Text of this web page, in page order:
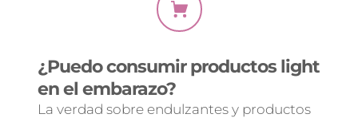
¿Puedo consumir productos light
en el embarazo?
La verdad sobre endulzantes y productos